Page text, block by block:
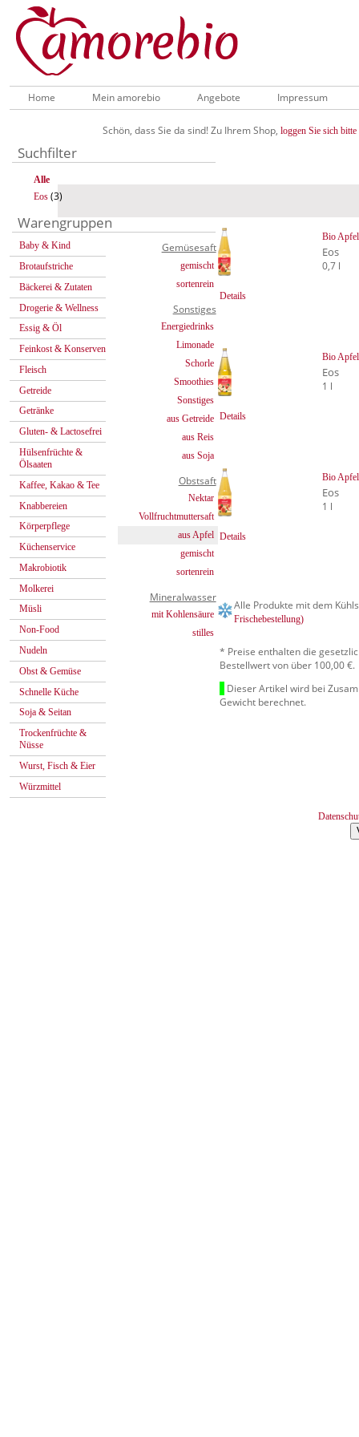
Home Mein amorebio Angebote Impressum
Schön, dass Sie da sind! Zu Ihrem Shop, loggen Sie sich bitte
Suchfilter
Alle
Eos (3)
Warengruppen
Baby & Kind
Brotaufstriche
Bäckerei & Zutaten
Drogerie & Wellness
Essig & Öl
Feinkost & Konserven
Fleisch
Getreide
Getränke
Gluten- & Lactosefrei
Hülsenfrüchte &
Ölsaaten
Kaffee, Kakao & Tee
Knabbereien
Körperpflege
Küchenservice
Makrobiotik
Molkerei
Müsli
Non-Food
Nudeln
Obst & Gemüse
Schnelle Küche
Soja & Seitan
Trockenfrüchte &
Nüsse
Wurst, Fisch & Eier
Würzmittel
Gemüsesaft
gemischt
sortenrein
Sonstiges
Energiedrinks
Limonade
Schorle
Smoothies
Sonstiges
aus Getreide
aus Reis
aus Soja
Obstsaft
Nektar
Vollfruchtmuttersaft
aus Apfel
gemischt
sortenrein
Mineralwasser
mit Kohlensäure
stilles
Details
Bio
Eos
0,7 l
Details
Bio
Eos
1 l
Details
Bio
Eos
1 l
Alle Produkte mit dem
Frischebestellung)
* Preise enthalten die
Bestellwert von über 100,00 €.
Dieser Artikel wird bei
Gewicht berechnet.